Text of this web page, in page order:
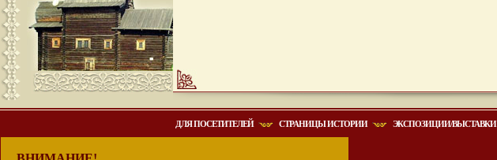
ДЛЯ ПОСЕТИТЕЛЕЙ СТРАНИЦЫ ИСТОРИИ ЭКСПОЗИЦИИ/ВЫСТАВКИ